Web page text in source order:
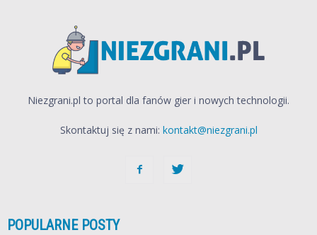
Niezgrani.pl to portal dla fanów gier i nowych technologii.
Skontaktuj się z nami: kontakt@niezgrani.pl
POPULARNE POSTY